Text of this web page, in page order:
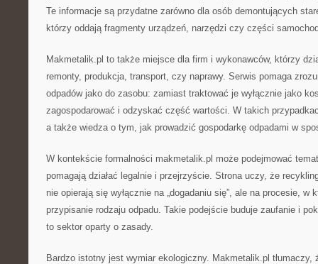
Te informacje są przydatne zarówno dla osób demontujących
którzy oddają fragmenty urządzeń, narzędzi czy części
Makmetalik.pl to także miejsce dla firm i wykonawców, którzy
remonty, produkcja, transport, czy naprawy. Serwis pomaga
odpadów jako do zasobu: zamiast traktować je wyłącznie jako
zagospodarować i odzyskać część wartości. W takich
a także wiedza o tym, jak prowadzić gospodarkę odpadami w
W kontekście formalności makmetalik.pl może podejmować
pomagają działać legalnie i przejrzyście. Strona uczy, że
nie opierają się wyłącznie na „dogadaniu się”, ale na procesie, w
przypisanie rodzaju odpadu. Takie podejście buduje zaufanie i
to sektor oparty o zasady.
Bardzo istotny jest wymiar ekologiczny. Makmetalik.pl tłumaczy,